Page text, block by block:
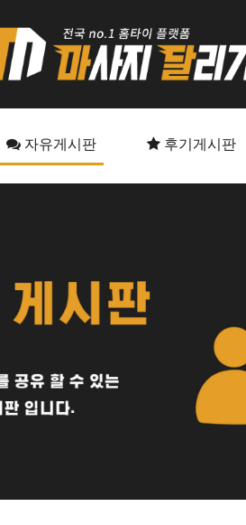
자유게시판 후기게시판